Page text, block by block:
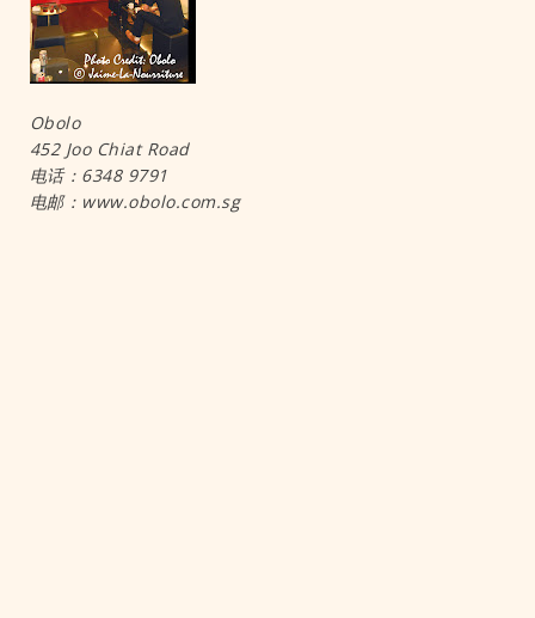
Obolo
452 Joo Chiat Road
电话：6348 9791
电邮：www.obolo.com.sg